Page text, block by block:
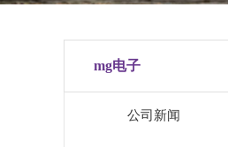
mg电子
公司新闻